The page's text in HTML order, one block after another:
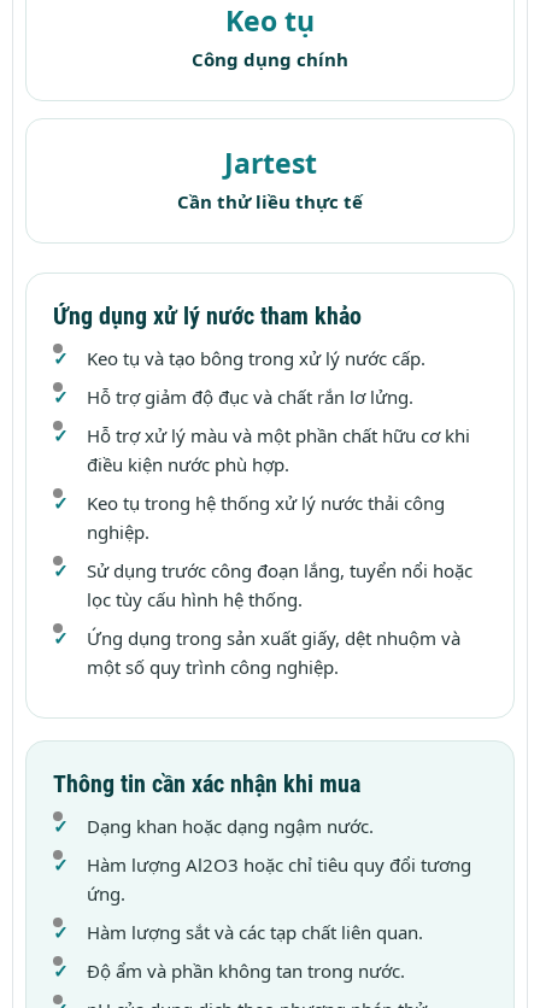
Keo tụ
Công dụng chính
Jartest
Cần thử liều thực tế
Ứng dụng xử lý nước tham khảo
Keo tụ và tạo bông trong xử lý nước cấp.
Hỗ trợ giảm độ đục và chất rắn lơ lửng.
Hỗ trợ xử lý màu và một phần chất hữu cơ khi
điều kiện nước phù hợp.
Keo tụ trong hệ thống xử lý nước thải công
nghiệp.
Sử dụng trước công đoạn lắng, tuyển nổi hoặc
lọc tùy cấu hình hệ thống.
Ứng dụng trong sản xuất giấy, dệt nhuộm và
một số quy trình công nghiệp.
Thông tin cần xác nhận khi mua
Dạng khan hoặc dạng ngậm nước.
Hàm lượng Al2O3 hoặc chỉ tiêu quy đổi tương
ứng.
Hàm lượng sắt và các tạp chất liên quan.
Độ ẩm và phần không tan trong nước.